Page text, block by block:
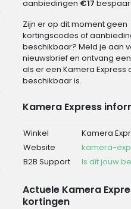
aanbiedingen €17
Zijn er op dit moment geen
kortingscodes of
beschikbaar? Meld je aan
nieuwsbrief en ontvang
als er een Kamera Express
beschikbaar is.
Kamera Express
Winkel
Kamera
Website
kamera-
B2B Support
Is dit jouw
Actuele Kamera
kortingen